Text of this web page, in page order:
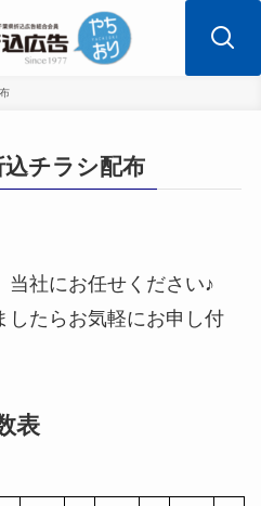
チラシ配布
当社にお任せください♪
したらお気軽にお申し付
表